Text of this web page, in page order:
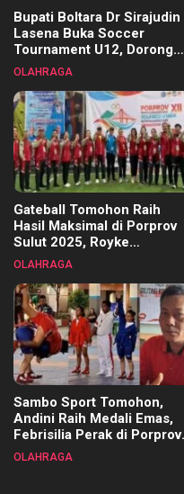
Bupati Boltara Dr Sirajudin
Lasena Buka Soccer
Tournament U12, Dorong
Pembinaan Merata di Setiap
OLAHRAGA
Gateball Tomohon Raih
Hasil Maksimal di Porprov
Sulut 2025, Royke
Tangkawarouw Ucapkan
OLAHRAGA
Sambo Sport Tomohon,
Andini Raih Medali Emas,
Febrisilia Perak di Porprov
Sulut 2025
OLAHRAGA